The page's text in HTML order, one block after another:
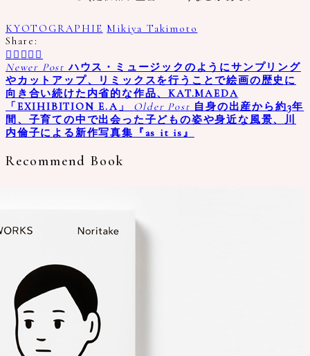
KYOTOGRAPHIE Mikiya Takimoto
Share:
Newer Post ハウス・ミュージックのようにサンプリング
やカットアップ、リミックスを行うことで絵画の歴史に
向き合い続けた内省的な作品、KAT.MAEDA
「EXIHIBITION E.A」 Older Post 自身の出産から約3年
間、子育ての中で出会った子どもの姿や身近な風景、川
内倫子による新作写真集『as it is』
Recommend Book